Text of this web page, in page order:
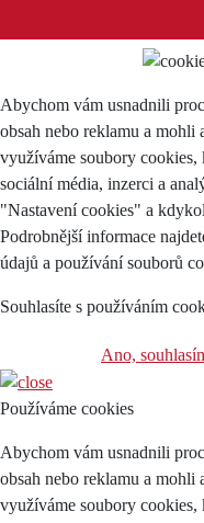
Abychom vám usnadnili
obsah nebo reklamu a mohli
využíváme soubory cookies,
sociální média, inzerci a
"Nastavení cookies" a
Podrobnější informace
údajů a používání souborů
Souhlasíte s používáním
Ano,
Používáme cookies
Abychom vám usnadnili
obsah nebo reklamu a mohli
využíváme soubory cookies,